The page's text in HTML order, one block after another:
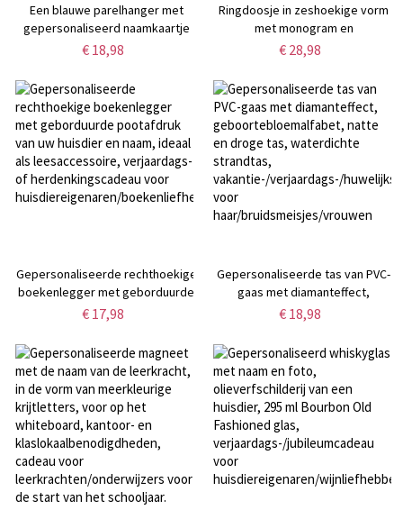
Een blauwe parelhanger met
gepersonaliseerd naamkaartje
en klein zakje, bruidsboeketclip
sneeuwvlok-/hart-/strik-/maan-/engelenvleugels,
huwelijksgeschenk voor
haar/bruiden
€ 18,98
Ringdoosje in zeshoekige vorm
met monogram en
bloemenmotief, gevuld met
ringhouder voor 2 ringen, ideaal
als verlovings- of
huwelijksgeschenk voor stellen
of pasgetrouwden.
€ 28,98
Gepersonaliseerde rechthoekige
boekenlegger met geborduurde
pootafdruk van uw huisdier en
verjaardags- of
herdenkingscadeau voor
huisdiereigenaren/boekenliefhebbers.
€ 17,98
Gepersonaliseerde tas van PVC-
gaas met diamanteffect,
geboortebloemalfabet, natte en
strandtas,
vakantie-/verjaardags-/
voor
haar/bruidsmeisjes/vrouwen
€ 18,98